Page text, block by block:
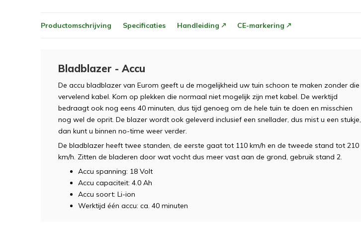
Productomschrijving Specificaties Handleiding CE-markering
Bladblazer - Accu
De accu bladblazer van Eurom geeft u de mogelijkheid uw tuin schoon te maken zonder die
vervelend kabel. Kom op plekken die normaal niet mogelijk zijn met kabel. De werktijd
bedraagt ook nog eens 40 minuten, dus tijd genoeg om de hele tuin te doen en misschien
nog wel de oprit. De blazer wordt ook geleverd inclusief een snellader, dus mist u een stukje,
dan kunt u binnen no-time weer verder.
De bladblazer heeft twee standen, de eerste gaat tot 110 km/h en de tweede stand tot 210
km/h. Zitten de bladeren door wat vocht dus meer vast aan de grond, gebruik stand 2.
Accu spanning: 18 Volt
Accu capaciteit: 4.0 Ah
Accu soort: Li-ion
Werktijd één accu: ca. 40 minuten